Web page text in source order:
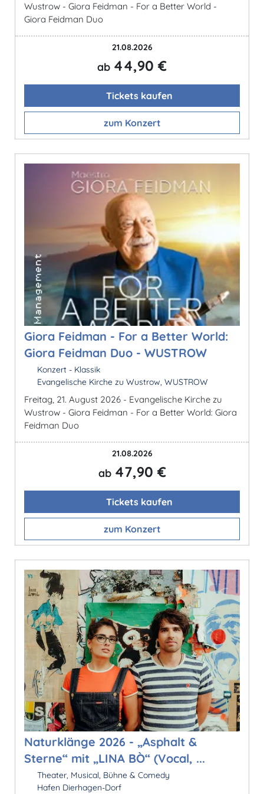
Wustrow - Giora Feidman - For a Better World -
Giora Feidman Duo
21.08.2026
ab 44,90 €
Tickets kaufen
zum Konzert
Giora Feidman - For a Better World:
Giora Feidman Duo - WUSTROW
Konzert - Klassik
Evangelische Kirche zu Wustrow, WUSTROW
Freitag, 21. August 2026 - Evangelische Kirche zu
Wustrow - Giora Feidman - For a Better World: Giora
Feidman Duo
21.08.2026
ab 47,90 €
Tickets kaufen
zum Konzert
Naturklänge 2026 - „Asphalt &
Sterne“ mit „LINA BÒ“ (Vocal, ...
Theater, Musical, Bühne & Comedy
Hafen Dierhagen-Dorf